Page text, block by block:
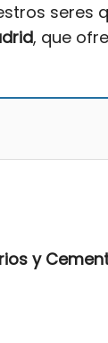
seres
, que
y